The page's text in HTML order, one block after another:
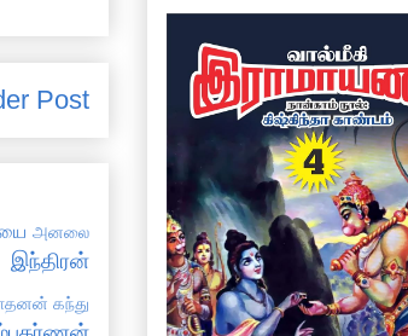
Post
அனலை
இந்திரன்
கந்து